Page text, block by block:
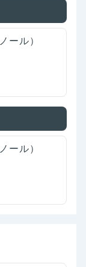
ール）
ール）